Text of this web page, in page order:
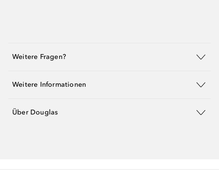
Weitere Fragen?
Weitere Informationen
Über Douglas